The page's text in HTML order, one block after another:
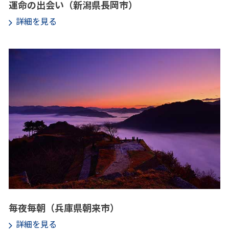
運命の出会い（新潟県長岡市）
詳細を見る
毎夜毎朝（兵庫県朝来市）
詳細を見る